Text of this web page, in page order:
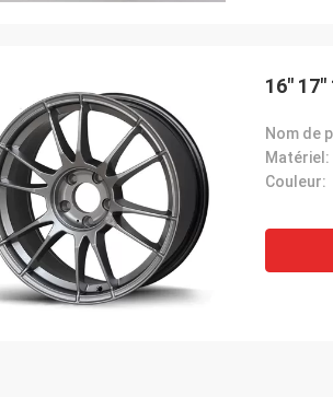
16"
Nom de
Matériel:
Couleur: